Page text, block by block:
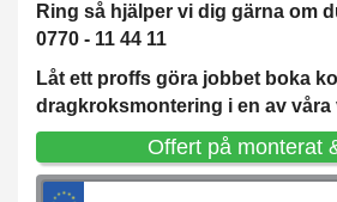
Ring så hjälper vi dig gärna om
0770 - 11 44 11
Låt ett proffs göra jobbet boka
dragkroksmontering i en av våra
Offert på monterat